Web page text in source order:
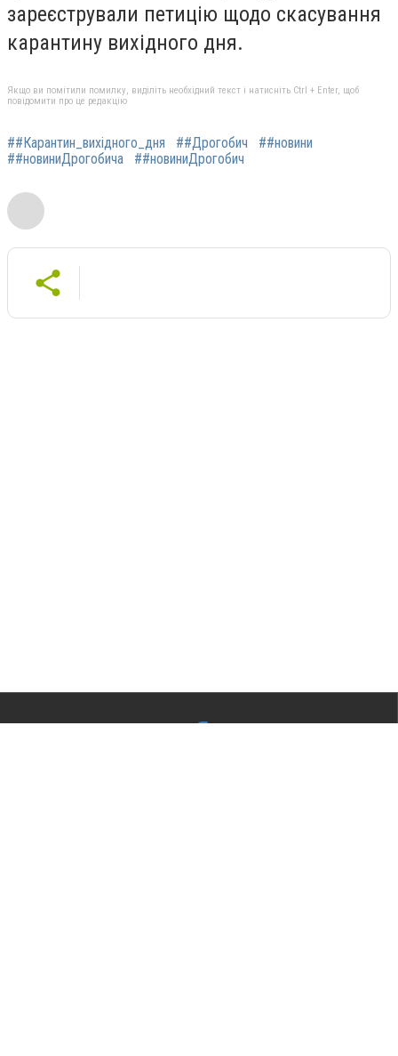
зареєстрували петицію щодо скасування
карантину вихідного дня.
Якщо ви помітили помилку, виділіть необхідний текст і натисніть Ctrl + Enter, щоб
повідомити про це редакцію
##Карантин_вихідного_дня ##Дрогобич
##новини
##новиниДрогобича
##новиниДрогобич